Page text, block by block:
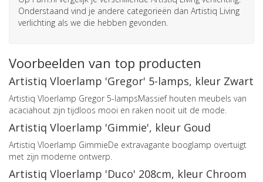
Onderstaand vind je andere categorieën dan Artistiq Living
verlichting als we die hebben gevonden.
Voorbeelden van top producten
Artistiq Vloerlamp 'Gregor' 5-lamps, kleur Zwart
Artistiq Vloerlamp Gregor 5-lampsMassief houten meubels van
acaciahout zijn tijdloos mooi en raken nooit uit de mode.
Artistiq Vloerlamp 'Gimmie', kleur Goud
Artistiq Vloerlamp GimmieDe extravagante booglamp overtuigt
met zijn moderne ontwerp.
Artistiq Vloerlamp 'Duco' 208cm, kleur Chroom